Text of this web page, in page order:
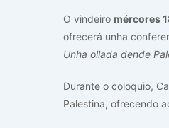
O vindeiro mércores
ofrecerá unha
Unha ollada dende
Durante o coloquio,
Palestina, ofrecendo